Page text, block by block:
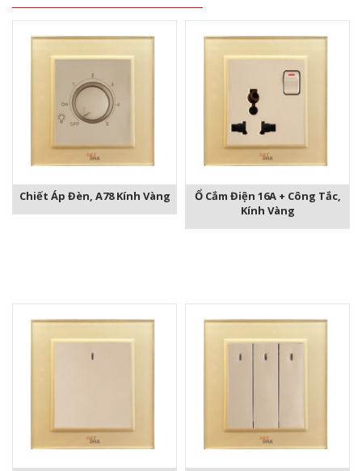
Chiết Áp Đèn, A78 Kính Vàng
Ổ Cắm Điện 16A + Công Tắc,
Kính Vàng